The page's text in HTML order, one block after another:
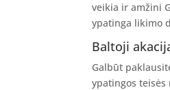
veikia ir amžini
ypatinga likimo
Baltoji
Galbūt
ypatingos